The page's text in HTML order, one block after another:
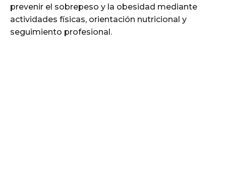
prevenir el sobrepeso y la obesidad mediante
actividades físicas, orientación nutricional y
seguimiento profesional.